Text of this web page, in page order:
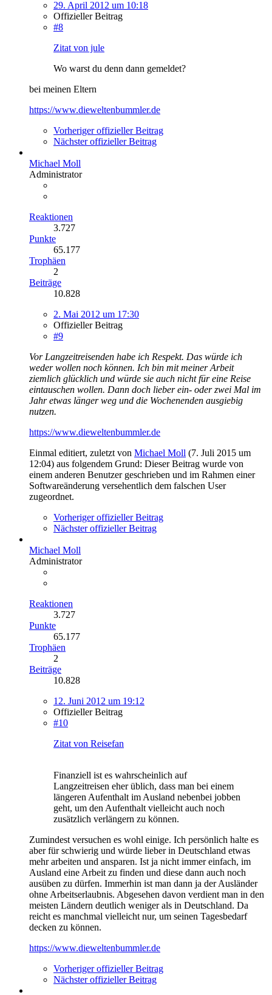
29. April 2012 um 10:18
Offizieller Beitrag
#8
Zitat von jule
Wo warst du denn dann gemeldet?
bei meinen Eltern
https://www.dieweltenbummler.de
Vorheriger offizieller Beitrag
Nächster offizieller Beitrag
Michael Moll
Administrator
Reaktionen
3.727
Punkte
65.177
Trophäen
2
Beiträge
10.828
2. Mai 2012 um 17:30
Offizieller Beitrag
#9
Vor Langzeitreisenden habe ich Respekt. Das würde ich
weder wollen noch können. Ich bin mit meiner Arbeit
ziemlich glücklich und würde sie auch nicht für eine Reise
eintauschen wollen. Dann doch lieber ein- oder zwei Mal im
Jahr etwas länger weg und die Wochenenden ausgiebig
nutzen.
https://www.dieweltenbummler.de
Einmal editiert, zuletzt von Michael Moll (7. Juli 2015 um
12:04) aus folgendem Grund: Dieser Beitrag wurde von
einem anderen Benutzer geschrieben und im Rahmen einer
Softwareänderung versehentlich dem falschen User
zugeordnet.
Vorheriger offizieller Beitrag
Nächster offizieller Beitrag
Michael Moll
Administrator
Reaktionen
3.727
Punkte
65.177
Trophäen
2
Beiträge
10.828
12. Juni 2012 um 19:12
Offizieller Beitrag
#10
Zitat von Reisefan
Finanziell ist es wahrscheinlich auf
Langzeitreisen eher üblich, dass man bei einem
längeren Aufenthalt im Ausland nebenbei jobben
geht, um den Aufenthalt vielleicht auch noch
zusätzlich verlängern zu können.
Zumindest versuchen es wohl einige. Ich persönlich halte es
aber für schwierig und würde lieber in Deutschland etwas
mehr arbeiten und ansparen. Ist ja nicht immer einfach, im
Ausland eine Arbeit zu finden und diese dann auch noch
ausüben zu dürfen. Immerhin ist man dann ja der Ausländer
ohne Arbeitserlaubnis. Abgesehen davon verdient man in den
meisten Ländern deutlich weniger als in Deutschland. Da
reicht es manchmal vielleicht nur, um seinen Tagesbedarf
decken zu können.
https://www.dieweltenbummler.de
Vorheriger offizieller Beitrag
Nächster offizieller Beitrag